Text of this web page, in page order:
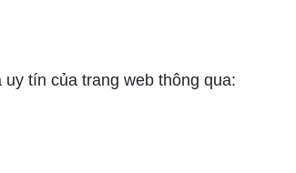
tín của trang web thông qua: